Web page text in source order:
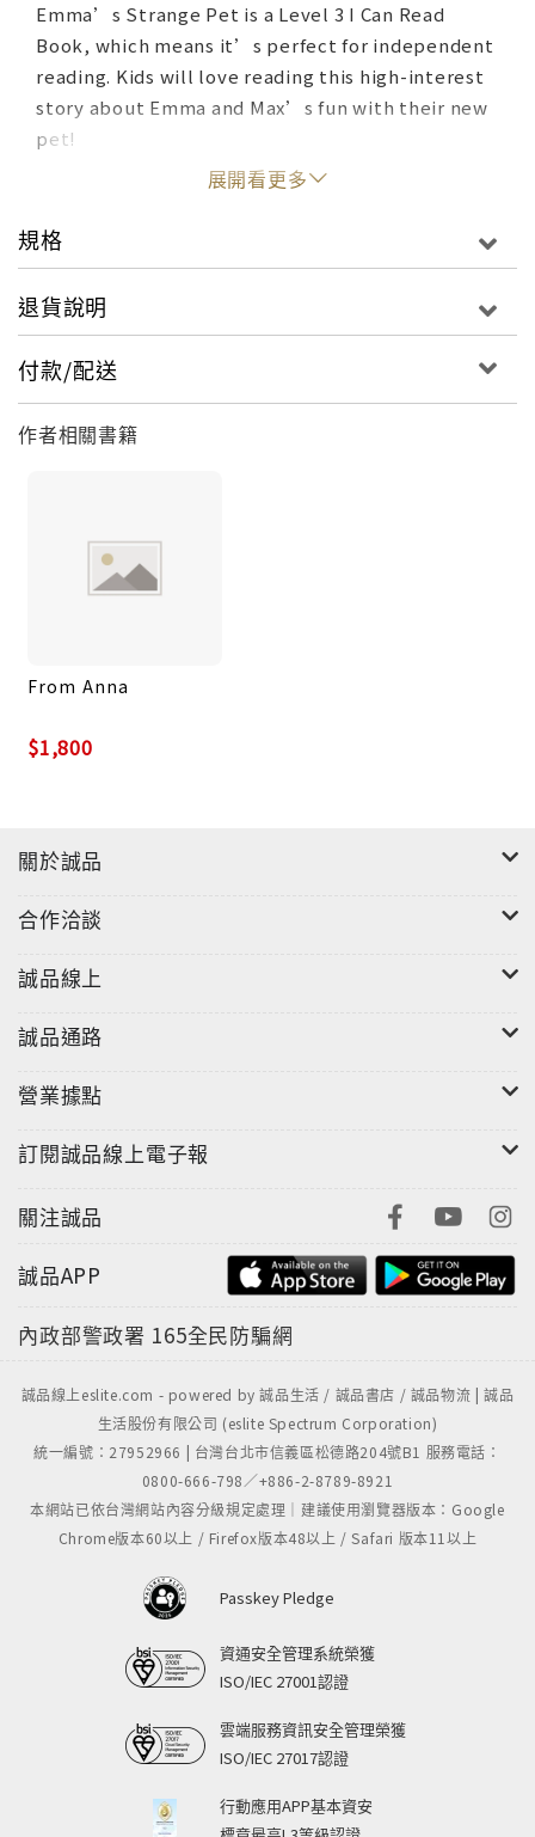
Emma’s Strange Pet is a Level 3 I Can Read
Book, which means it’s perfect for independent
reading. Kids will love reading this high-interest
story about Emma and Max’s fun with their new
pet!
展開看更多
規格
退貨說明
付款/配送
作者相關書籍
From Anna
$1,800
關於誠品
合作洽談
誠品線上
誠品通路
營業據點
訂閱誠品線上電子報
關注誠品
誠品APP
內政部警政署 165全民防騙網
誠品線上eslite.com - powered by 誠品生活 / 誠品書店 / 誠品物流 | 誠品
生活股份有限公司 (eslite Spectrum Corporation)
統一編號：27952966 | 台灣台北市信義區松德路204號B1 服務電話：
0800-666-798／+886-2-8789-8921
本網站已依台灣網站內容分級規定處理｜建議使用瀏覽器版本：Google
Chrome版本60以上 / Firefox版本48以上 / Safari 版本11以上
Passkey Pledge
資通安全管理系統榮獲
ISO/IEC 27001認證
雲端服務資訊安全管理榮獲
ISO/IEC 27017認證
行動應用APP基本資安